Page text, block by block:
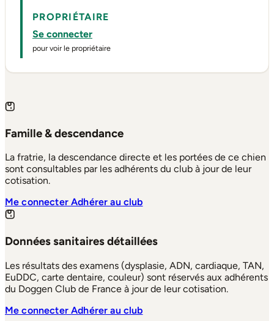
PROPRIÉTAIRE
Se connecter
pour voir le propriétaire
Famille & descendance
La fratrie, la descendance directe et les portées de ce chien
sont consultables par les adhérents du club à jour de leur
cotisation.
Me connecterAdhérer au club
Données sanitaires détaillées
Les résultats des examens (dysplasie, ADN, cardiaque, TAN,
EuDDC, carte dentaire, couleur) sont réservés aux adhérents
du Doggen Club de France à jour de leur cotisation.
Me connecterAdhérer au club